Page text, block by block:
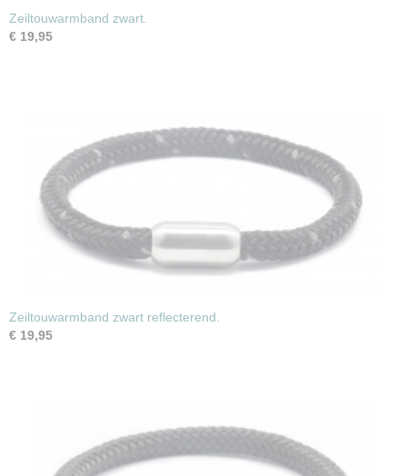
Zeiltouwarmband zwart.
€ 19,95
Zeiltouwarmband zwart reflecterend.
€ 19,95